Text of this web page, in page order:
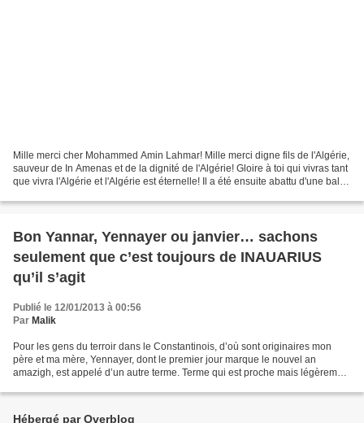
Mille merci cher Mohammed Amin Lahmar! Mille merci digne fils de l'Algérie,
sauveur de In Amenas et de la dignité de l'Algérie! Gloire à toi qui vivras tant
que vivra l'Algérie et l'Algérie est éternelle! Il a été ensuite abattu d'une balle
Bon Yannar, Yennayer ou janvier… sachons
seulement que c’est toujours de INAUARIUS
qu’il s’agit
Publié le 12/01/2013 à 00:56
Par Malik
Pour les gens du terroir dans le Constantinois, d’où sont originaires mon
père et ma mère, Yennayer, dont le premier jour marque le nouvel an
amazigh, est appelé d’un autre terme. Terme qui est proche mais légèrement
Hébergé par Overblog